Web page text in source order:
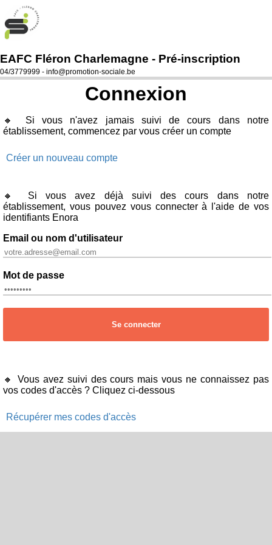
EAFC Fléron Charlemagne - Pré-inscription
04/3779999 - info@promotion-sociale.be
Connexion
🔸 Si vous n'avez jamais suivi de cours dans notre
établissement, commencez par vous créer un compte
Créer un nouveau compte
🔸 Si vous avez déjà suivi des cours dans notre
établissement, vous pouvez vous connecter à l'aide de vos
identifiants Enora
Email ou nom d'utilisateur
Mot de passe
Se connecter
🔸 Vous avez suivi des cours mais vous ne connaissez pas
vos codes d'accès ? Cliquez ci-dessous
Récupérer mes codes d'accès